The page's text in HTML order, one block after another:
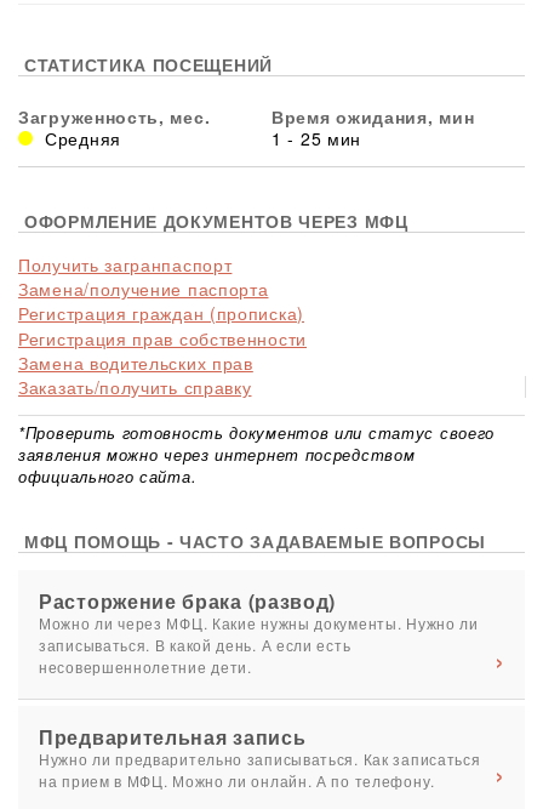
СТАТИСТИКА ПОСЕЩЕНИЙ
Загруженность, мес.
Средняя
Время ожидания, мин
1 - 25 мин
ОФОРМЛЕНИЕ ДОКУМЕНТОВ ЧЕРЕЗ МФЦ
Получить загранпаспорт
Замена/получение паспорта
Регистрация граждан (прописка)
Регистрация прав собственности
Замена водительских прав
Заказать/получить справку
*Проверить готовность документов или статус своего
заявления можно через интернет посредством
официального сайта.
МФЦ ПОМОЩЬ - ЧАСТО ЗАДАВАЕМЫЕ ВОПРОСЫ
Расторжение брака (развод)
Можно ли через МФЦ. Какие нужны документы. Нужно ли
записываться. В какой день. А если есть
несовершеннолетние дети.
Предварительная запись
Нужно ли предварительно записываться. Как записаться
на прием в МФЦ. Можно ли онлайн. А по телефону.